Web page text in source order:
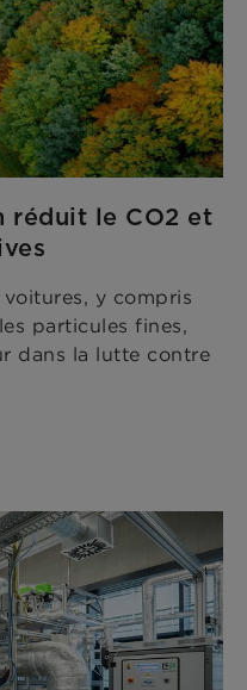
réduit le CO2 et
y compris
particules fines,
dans la lutte contre